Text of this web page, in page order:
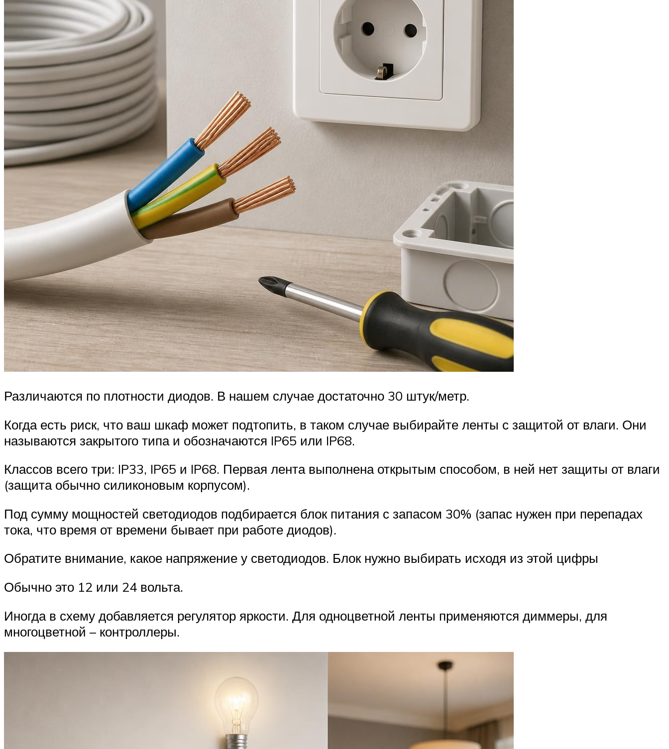
Различаются по плотности диодов. В нашем случае достаточно 30 штук/метр.
Когда есть риск, что ваш шкаф может подтопить, в таком случае выбирайте ленты с защитой от влаги. Они
называются закрытого типа и обозначаются IP65 или IP68.
Классов всего три: IP33, IP65 и IP68. Первая лента выполнена открытым способом, в ней нет защиты от влаги
(защита обычно силиконовым корпусом).
Под сумму мощностей светодиодов подбирается блок питания с запасом 30% (запас нужен при перепадах
тока, что время от времени бывает при работе диодов).
Обратите внимание, какое напряжение у светодиодов. Блок нужно выбирать исходя из этой цифры
Обычно это 12 или 24 вольта.
Иногда в схему добавляется регулятор яркости. Для одноцветной ленты применяются диммеры, для
многоцветной – контроллеры.